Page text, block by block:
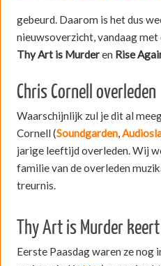
gebeurd. Daarom is het dus
nieuwsoverzicht, vandaag met
Thy Art is Murderen Rise
Chris Cornell overleden
Waarschijnlijk zul je dit al
Cornell (Soundgarden,
jarige leeftijd overleden. Wij
familie van de overleden
treurnis.
Thy Art is Murder
Eerste Paasdag waren ze nog